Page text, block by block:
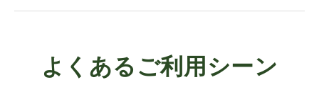
よくあるご利用シーン